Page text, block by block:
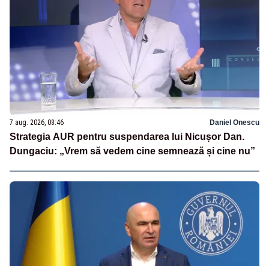
7 aug. 2026, 08:46 Daniel Onescu
Strategia AUR pentru suspendarea lui Nicușor Dan.
Dungaciu: „Vrem să vedem cine semnează și cine nu”